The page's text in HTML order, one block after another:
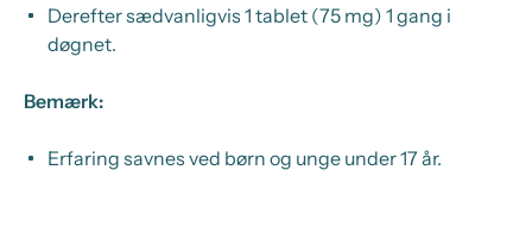
Derefter sædvanligvis 1 tablet (75 mg) 1 gang i
døgnet.
Bemærk:
Erfaring savnes ved børn og unge under 17 år.